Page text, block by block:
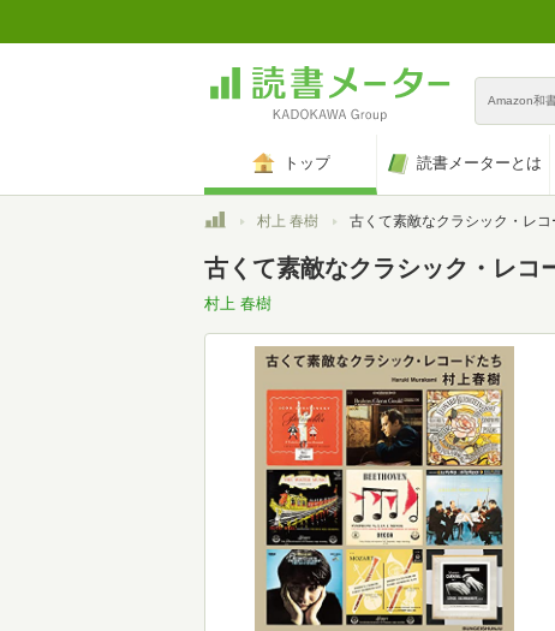
Amazon和
トップ 読書メーターとは
トップ村上 春樹 古くて素敵なクラシック・レコードたち (文春
古くて素敵なクラシック・レ
村上 春樹